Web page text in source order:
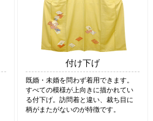
付け下げ
既婚・未婚を問わず着用できます。
すべての模様が上向きに描かれてい
る付下げ。訪問着と違い、裁ち目に
柄がまたがないのが特徴です。